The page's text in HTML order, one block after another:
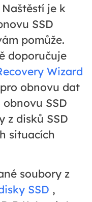
je k
SSD
pomůže.
doporučuje
Wizard
obnovu dat
SSD
z disků SSD
situacích
soubory z
SSD ,